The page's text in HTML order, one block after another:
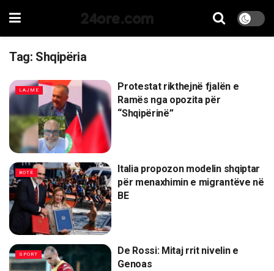
24ore.com
Tag: Shqipëria
LAJME
Protestat rikthejnë fjalën e
Ramës nga opozita për
“Shqipërinë”
BOTË
Italia propozon modelin shqiptar
për menaxhimin e migrantëve në
BE
SPORT
De Rossi: Mitaj rrit nivelin e
Genoas